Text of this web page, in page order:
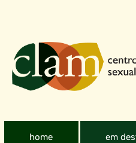
home em